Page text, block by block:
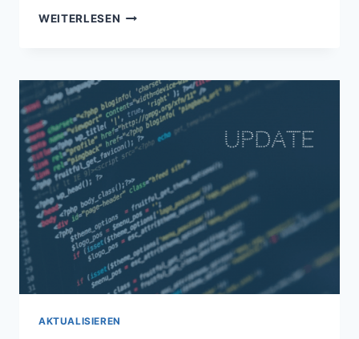
WEITERLESEN UPDATE:
V
7.0
AKTUALISIEREN